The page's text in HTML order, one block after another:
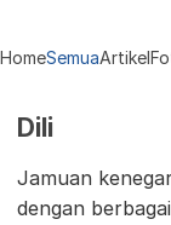
HomeSemuaArtikel
Dili
Jamuan
dengan